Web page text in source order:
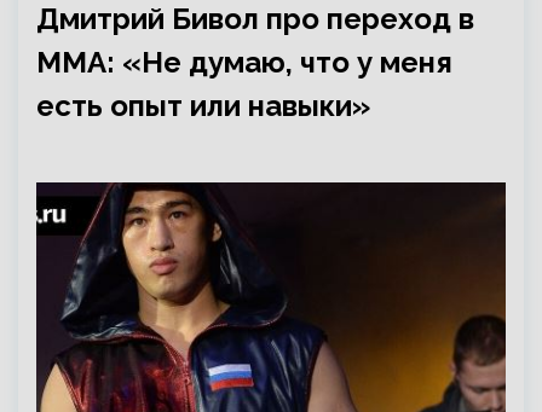
Дмитрий Бивол про переход в
ММА: «Не думаю, что у меня
есть опыт или навыки»